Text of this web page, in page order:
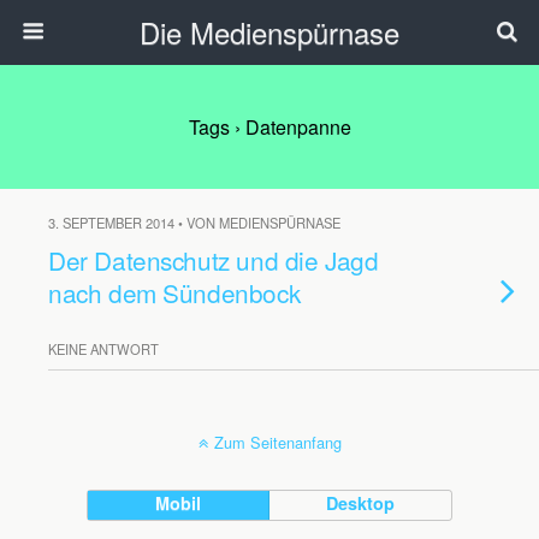
Die Medienspürnase
Tags › Datenpanne
3. SEPTEMBER 2014 • VON MEDIENSPÜRNASE
Der Datenschutz und die Jagd
nach dem Sündenbock
KEINE ANTWORT
Zum Seitenanfang
Mobil Desktop